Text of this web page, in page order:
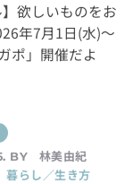
】欲しいものをお
年7月1日(水)～
ポ」開催だよ
BY
林美由紀
らし／生き方